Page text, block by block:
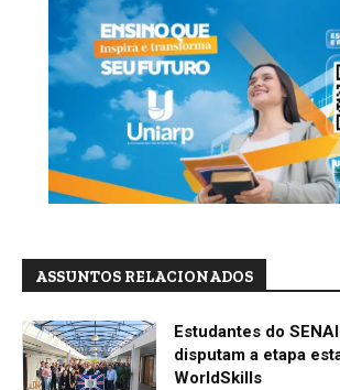
ASSUNTOS RELACIONADOS
Estudantes do
disputam a etapa
WorldSkills